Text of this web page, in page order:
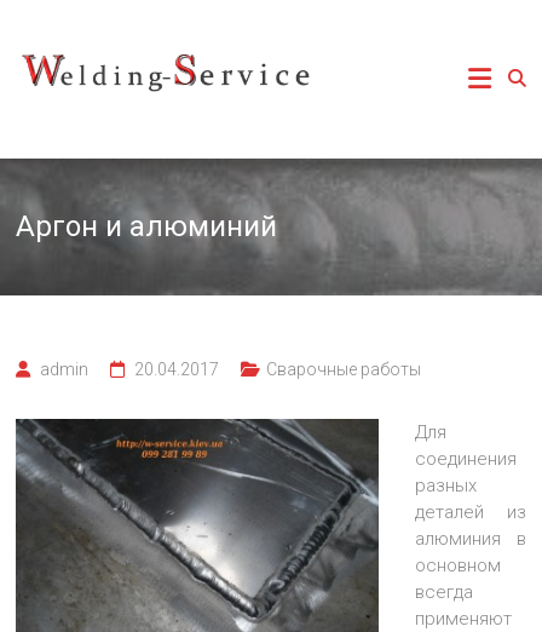
содержимому
Сварочные
Киев
аргонная сварка
Киев, изготовление
металлоконструкций
Аргон и алюминий
admin 20.04.2017 Сварочные работы
Для
соединения
разных
деталей из
алюминия в
основном
всегда
применяют